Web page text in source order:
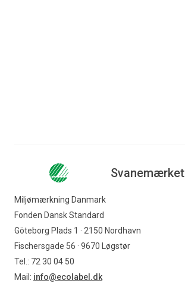
Offentlig indkøber
Svanemærket
Find produkter
Svanemærket
Miljømærkning Danmark
Fonden Dansk Standard
Göteborg Plads 1 · 2150 Nordhavn
Fischersgade 56 · 9670 Løgstør
Tel.: 72 30 04 50
Mail: info@ecolabel.dk